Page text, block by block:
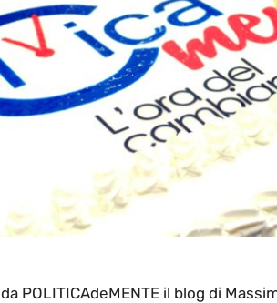
da POLITICAdeMENTE il blog di